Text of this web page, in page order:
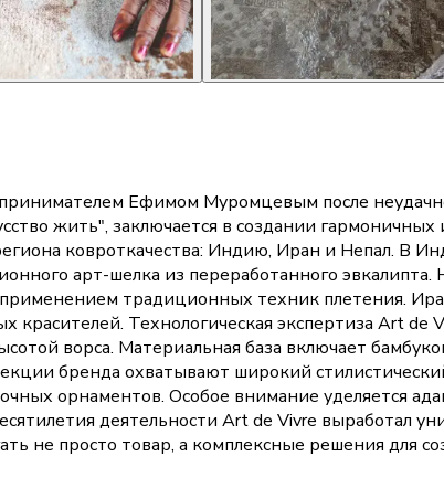
Ефимом Муромцевым после
жить", заключается в создании
ковроткачества: Индию, Иран и Непал. В
арт-шелка из переработанного
традиционных техник плетения.
Технологическая экспертиза Art de
ворса. Материальная база включает
бренда охватывают широкий
орнаментов. Особое внимание уделяется
деятельности Art de Vivre выработал
не просто товар, а комплексные решения для